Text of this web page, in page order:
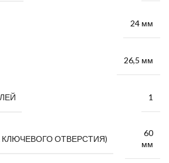
24 мм
26,5 мм
1
КЛЮЧЕВОГО ОТВЕРСТИЯ)
60
мм